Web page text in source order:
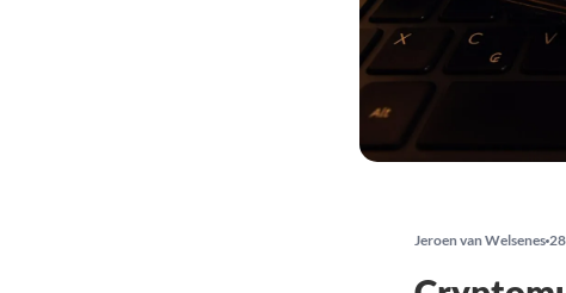
Jeroen van Welsenes